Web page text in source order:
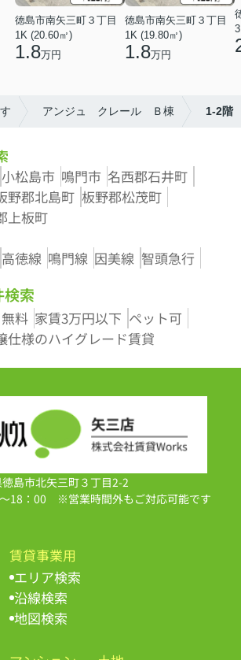
徳島市南矢三町３丁目
1K (20.60㎡)
1.8万円
徳島市南矢三町３丁目
1K (19.80㎡)
1.8万円
アンジュ クレール Ｂ棟 1-2階
小松島市 鳴門市 名西郡石井町
野郡北島町 板野郡松茂町
上板町
高徳線 鳴門線 因美線 智頭急行
検索
料 家賃3万円以下 ペット可
仕様のハイグレード賃貸
島市北矢三町３丁目2-2
18：00 ※営業時間外もご対応可能です
賃貸事業用
エリア検索
沿線検索
地図検索